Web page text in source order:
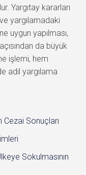
Yargıtay kararları
yargılamadaki
uygun yapılması,
da büyük
işlemi, hem
adil yargılama
Sonuçları
Sokulmasının